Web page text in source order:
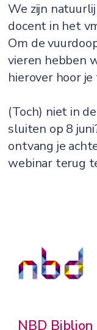
We zijn
docent in het
Om de
vieren hebben
hierover hoor
(Toch) niet in
sluiten op 8
ontvang je
webinar terug
NBD Biblion